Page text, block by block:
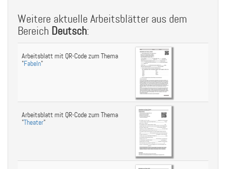
Weitere aktuelle Arbeitsblätter aus dem
Bereich Deutsch:
Arbeitsblatt mit QR-Code zum Thema
"Fabeln"
Arbeitsblatt mit QR-Code zum Thema
"Theater"